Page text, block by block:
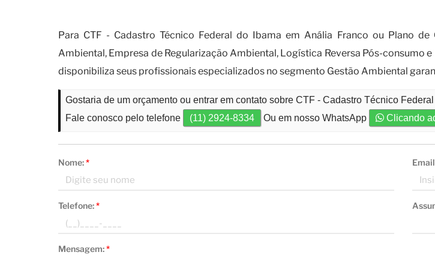
Para CTF - Cadastro Técnico Federal do Ibama em Anália Franco ou Plano
Ambiental, Empresa de Regularização Ambiental, Logística Reversa Pós-consumo
disponibiliza seus profissionais especializados no segmento Gestão Ambiental
Gostaria de um orçamento ou entrar em contato sobre CTF - Cadastro Técnico
Fale conosco pelo telefone
(11) 2924-8334 Ou em nosso WhatsApp Clicando
Nome:*
Telefone:*
Mensagem:*